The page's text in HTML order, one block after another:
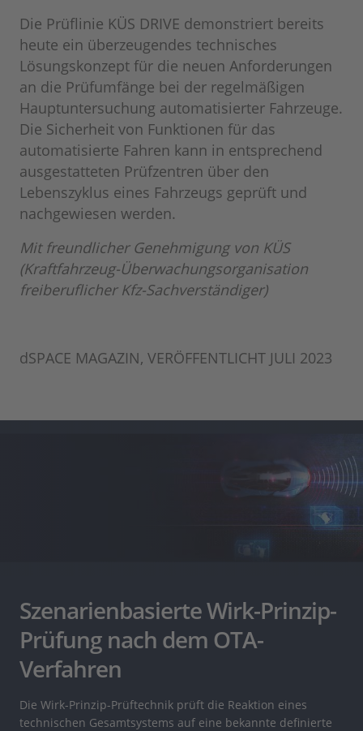
Die Prüflinie KÜS DRIVE demonstriert bereits
heute ein überzeugendes technisches
Lösungskonzept für die neuen Anforderungen
an die Prüfumfänge bei der regelmäßigen
Hauptuntersuchung automatisierter Fahrzeuge.
Die Sicherheit von Funktionen für das
automatisierte Fahren kann in entsprechend
ausgestatteten Prüfzentren über den
Lebenszyklus eines Fahrzeugs geprüft und
nachgewiesen werden.
Mit freundlicher Genehmigung von KÜS
(Kraftfahrzeug-Überwachungsorganisation
freiberuflicher Kfz-Sachverständiger)
dSPACE MAGAZIN, VERÖFFENTLICHT JULI 2023
Szenarienbasierte Wirk-Prinzip-
Prüfung nach dem OTA-
Verfahren
Die Wirk-Prinzip-Prüftechnik prüft die Reaktion eines
technischen Gesamtsystems auf eine bekannte definierte